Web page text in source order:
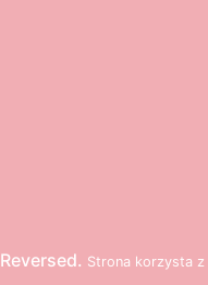
Strona korzysta